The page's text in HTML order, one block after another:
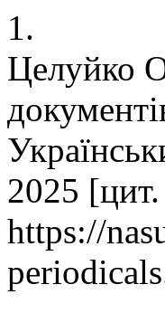
1.
Целуйко
2025
https://